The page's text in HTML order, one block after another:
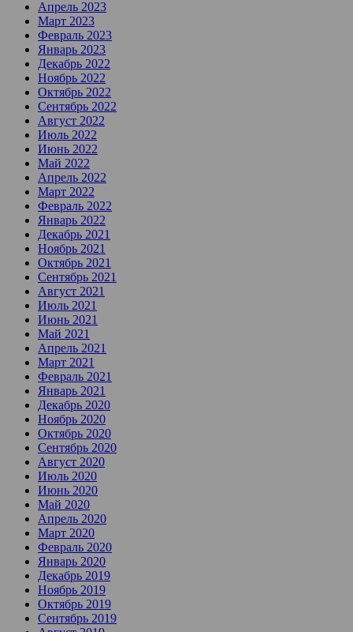
Апрель 2023
Март 2023
Февраль 2023
Январь 2023
Декабрь 2022
Ноябрь 2022
Октябрь 2022
Сентябрь 2022
Август 2022
Июль 2022
Июнь 2022
Май 2022
Апрель 2022
Март 2022
Февраль 2022
Январь 2022
Декабрь 2021
Ноябрь 2021
Октябрь 2021
Сентябрь 2021
Август 2021
Июль 2021
Июнь 2021
Май 2021
Апрель 2021
Март 2021
Февраль 2021
Январь 2021
Декабрь 2020
Ноябрь 2020
Октябрь 2020
Сентябрь 2020
Август 2020
Июль 2020
Июнь 2020
Май 2020
Апрель 2020
Март 2020
Февраль 2020
Январь 2020
Декабрь 2019
Ноябрь 2019
Октябрь 2019
Сентябрь 2019